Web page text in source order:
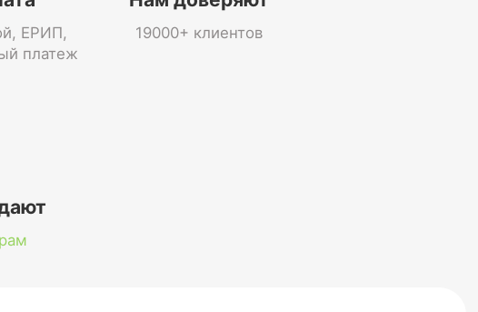
ЕРИП,
платеж
19000+ клиентов